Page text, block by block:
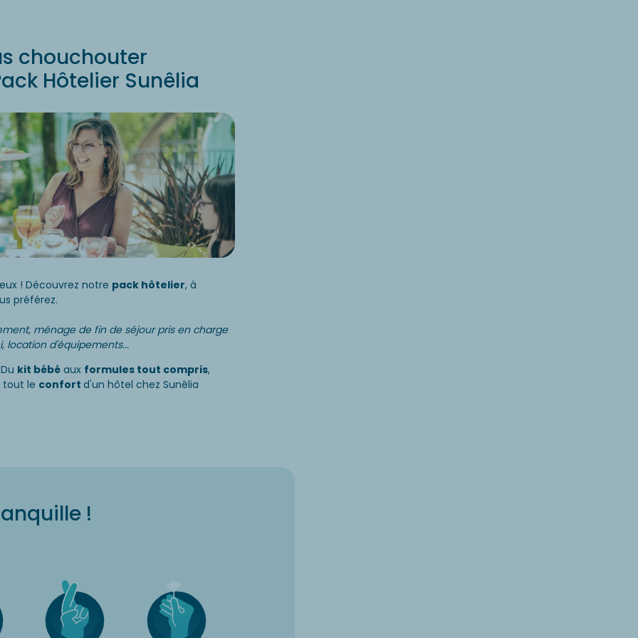
chouchouter
Hôtelier Sunêlia
! Découvrez notre pack hôtelier, à
préférez.
ménage de fin de séjour pris en charge
location d'équipements...
kit bébé aux formules tout compris,
tout le confort d'un hôtel chez Sunêlia
!